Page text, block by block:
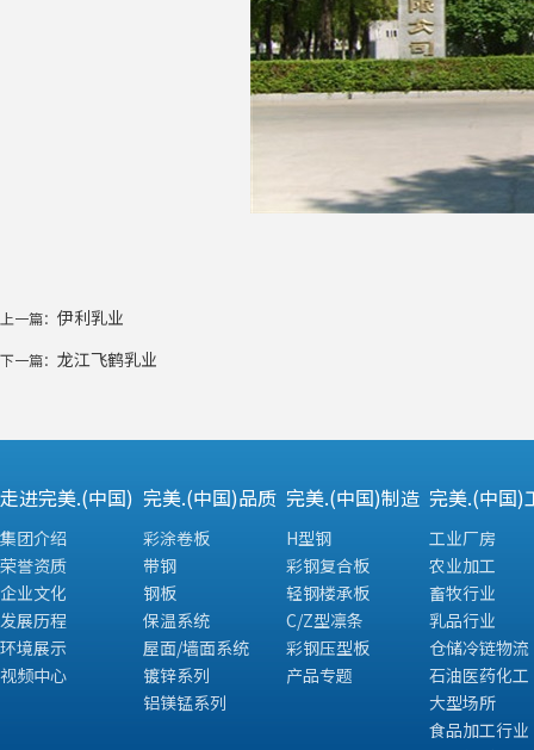
上一篇： 伊利乳业
下一篇： 龙江飞鹤乳业
走进完美.(中国)
集团介绍
荣誉资质
企业文化
发展历程
环境展示
视频中心
完美.(中国)品质
彩涂卷板
带钢
钢板
保温系统
屋面/墙面系统
镀锌系列
铝镁锰系列
完美.(中国)制造
H型钢
彩钢复合板
轻钢楼承板
C/Z型凛条
彩钢压型板
产品专题
完美.(中国)
工业厂房
农业加工
畜牧行业
乳品行业
仓储冷链物流
石油医药化工
大型场所
食品加工行业